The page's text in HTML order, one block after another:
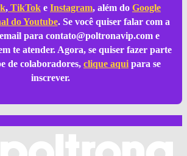
, TikTok e Instagram, além do Google
do Youtube. Se você quiser falar com a
para contato@poltronavip.come
te atender. Agora, se quiser fazer parte
de colaboradores, clique aqui para se
inscrever.